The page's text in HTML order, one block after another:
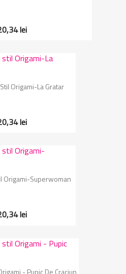
lei
Origami-La Gratar
lei
Origami-Superwoman
lei
- Pupic De Craciun